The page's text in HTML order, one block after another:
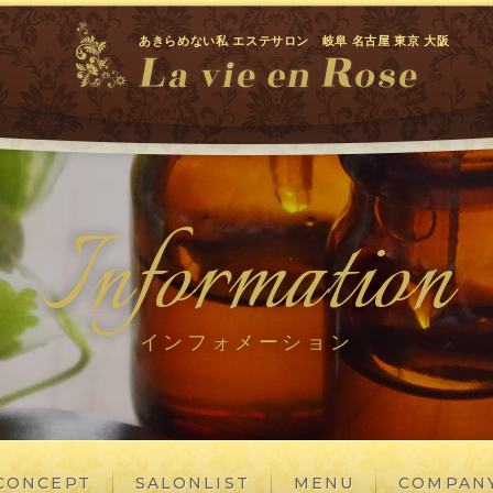
あきらめない私 エステサロン 岐阜 名古屋 東京 大阪
Information
インフォメーション
SALONLIST MENU